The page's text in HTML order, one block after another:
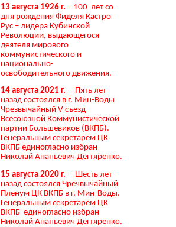
13 августа 1926 г. – 100 лет со
дня рождения Фиделя Кастро
Рус – лидера Кубинской
Революции, выдающегося
деятеля мирового
коммунистического и
национально-
освободительного движения.
14 августа 2021 г. – Пять лет
назад состоялся в г. Мин-Воды
Чрезвычайный V съезд
Всесоюзной Коммунистической
партии Большевиков (ВКПБ).
Генеральным секретарём ЦК
ВКПБ единогласно избран
Николай Ананьевич Дегтяренко.
15 августа 2020 г. – Шесть лет
назад состоялся Чречвычайный
Пленум ЦК ВКПБ в г. Мин-Воды.
Генеральным секретарём ЦК
ВКПБ единогласно избран
Николай Ананьевич Дегтяренко.